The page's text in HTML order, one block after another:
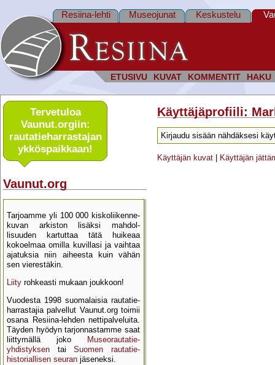
ETUSIVU KUVAT KOMMENTIT HAKU
Resiina-lehti Museojunat Keskustelu
Tervetuloa
Vaunut.orgiin:
rautatie­harrastajan
ykkös­paikkaan!
Vaunut.org
Tarjoamme yli 100 000 kisko­liikenne­
kuvan arkiston lisäksi mahdol­
lisuuden kartu­ttaa tätä huikeaa
kokoelmaa omilla kuvillasi ja vaihtaa
ajatuksia niin aiheesta kuin vähän
sen vierestäkin.
Liity rohkeasti mukaan joukkoon!
Vuodesta 1998 suomalaisia rautatie­
harrastajia palvellut Vaunut.org toimii
osana Resiina-lehden netti­palveluita.
Täyden hyödyn tarjon­nastamme saat
liittymällä joko
Museo­rautatie­
yhdistyksen tai Suomen rautatie­
historial­lisen seuran jäseneksi.
Käyttäjäprofiili:
Kirjaudu sisään nähdäksesi
Käyttäjän kuvat Käyttäjän